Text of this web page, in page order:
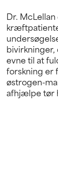
Dr.
bivirkninger,
evne til at
forskning er
østrogen-
afhjælpe tør